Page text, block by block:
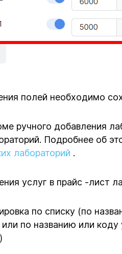
полей необходимо
ручного добавления
Подробнее об
лабораторий .
услуг в прайс -лист
по списку (по
по названию или